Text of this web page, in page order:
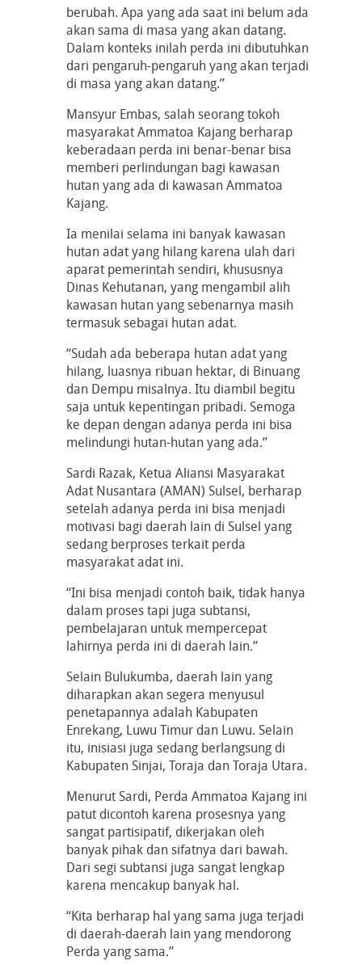
berubah. Apa yang ada saat ini belum ada
akan sama di masa yang akan datang.
Dalam konteks inilah perda ini dibutuhkan
dari pengaruh-pengaruh yang akan terjadi
di masa yang akan datang.”
Mansyur Embas, salah seorang tokoh
masyarakat Ammatoa Kajang berharap
keberadaan perda ini benar-benar bisa
memberi perlindungan bagi kawasan
hutan yang ada di kawasan Ammatoa
Kajang.
Ia menilai selama ini banyak kawasan
hutan adat yang hilang karena ulah dari
aparat pemerintah sendiri, khususnya
Dinas Kehutanan, yang mengambil alih
kawasan hutan yang sebenarnya masih
termasuk sebagai hutan adat.
“Sudah ada beberapa hutan adat yang
hilang, luasnya ribuan hektar, di Binuang
dan Dempu misalnya. Itu diambil begitu
saja untuk kepentingan pribadi. Semoga
ke depan dengan adanya perda ini bisa
melindungi hutan-hutan yang ada.”
Sardi Razak, Ketua Aliansi Masyarakat
Adat Nusantara (AMAN) Sulsel, berharap
setelah adanya perda ini bisa menjadi
motivasi bagi daerah lain di Sulsel yang
sedang berproses terkait perda
masyarakat adat ini.
“Ini bisa menjadi contoh baik, tidak hanya
dalam proses tapi juga subtansi,
pembelajaran untuk mempercepat
lahirnya perda ini di daerah lain.”
Selain Bulukumba, daerah lain yang
diharapkan akan segera menyusul
penetapannya adalah Kabupaten
Enrekang, Luwu Timur dan Luwu. Selain
itu, inisiasi juga sedang berlangsung di
Kabupaten Sinjai, Toraja dan Toraja Utara.
Menurut Sardi, Perda Ammatoa Kajang ini
patut dicontoh karena prosesnya yang
sangat partisipatif, dikerjakan oleh
banyak pihak dan sifatnya dari bawah.
Dari segi subtansi juga sangat lengkap
karena mencakup banyak hal.
“Kita berharap hal yang sama juga terjadi
di daerah-daerah lain yang mendorong
Perda yang sama.”